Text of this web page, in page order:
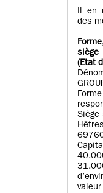
Il en
des
(Etat
Siège